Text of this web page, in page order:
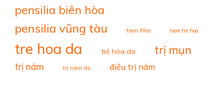
pensilia biên hòa
pensilia vũng tàu tiem filler tiem tre hoa
tre hoa da trẻ hóa da trị mụn
trị nám trị nám da điều trị nám